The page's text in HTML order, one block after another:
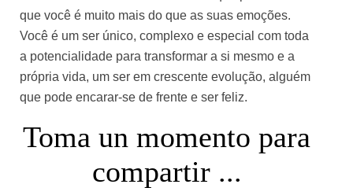
que você é muito mais do que as suas emoções.
Você é um ser único, complexo e especial com toda
a potencialidade para transformar a si mesmo e a
própria vida, um ser em crescente evolução, alguém
que pode encarar-se de frente e ser feliz.
Toma un momento para
compartir ...